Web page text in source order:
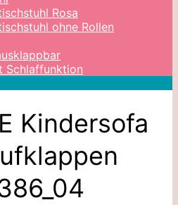
Rosa
ohne Rollen
Schlaffunktion
Kindersofa